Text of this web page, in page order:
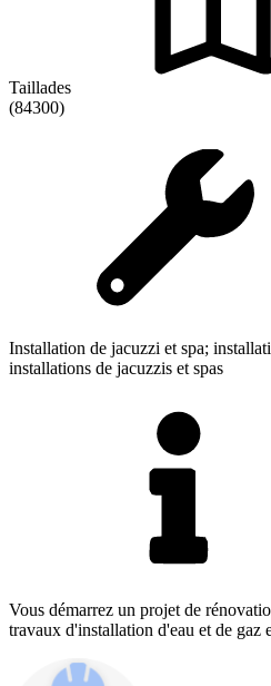
Taillades
(84300)
Installation de jacuzzi et spa;
installations de jacuzzis et spas
Vous démarrez un projet de
travaux d'installation d'eau et de gaz